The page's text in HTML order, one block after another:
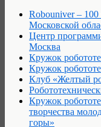
Robouniver –
Московской
Центр
Москва
Кружок
Кружок
Клуб «Желтый
Кружок
творчества
горы»